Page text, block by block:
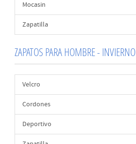
Mocasin
Zapatilla
ZAPATOS PARA HOMBRE - INVIERNO
Velcro
Cordones
Deportivo